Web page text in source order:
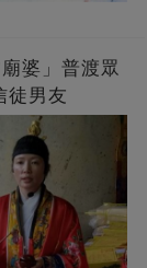
婆」普渡眾
徒男友